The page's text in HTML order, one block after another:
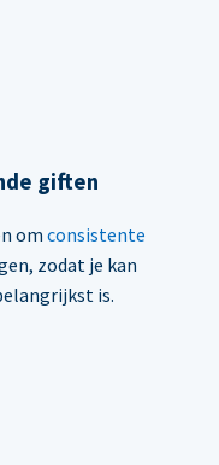
giften
om consistente
zodat je kan
is.